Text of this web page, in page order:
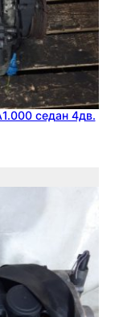
седан 4дв.